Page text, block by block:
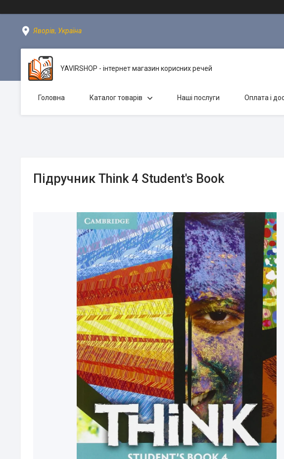
Яворів, Україна
YAVIRSHOP - інтернет магазин корисних речей
Головна Каталог товарів Наші послуги Оплата і
Підручник Think 4 Student's Book